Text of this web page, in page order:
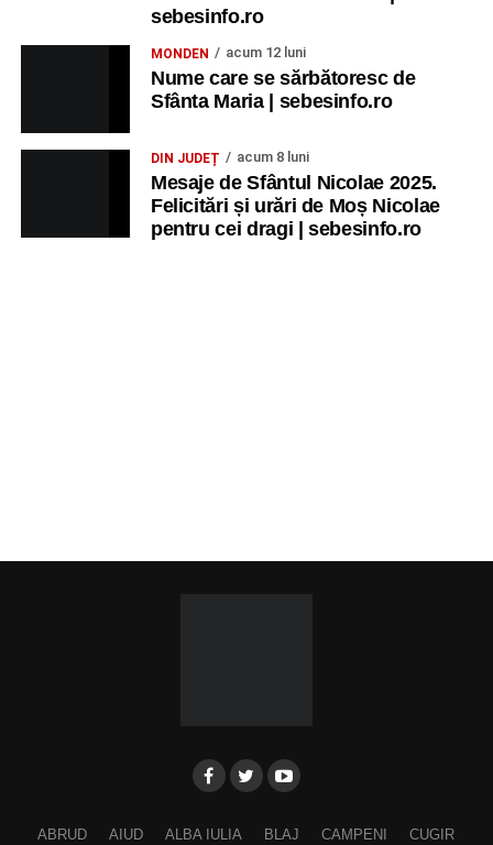
sebesinfo.ro
MONDEN acum 12 luni
Nume care se sărbătoresc de
Sfânta Maria | sebesinfo.ro
DIN JUDEȚ acum 8 luni
Mesaje de Sfântul Nicolae 2025.
Felicitări și urări de Moș Nicolae
pentru cei dragi | sebesinfo.ro
ABRUD AIUD ALBA IULIA BLAJ CAMPENI CUGIR